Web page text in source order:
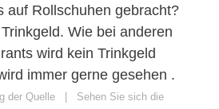
auf Rollschuhen gebracht?
Wie bei anderen
wird kein Trinkgeld
immer gerne gesehen .
der Quelle
Sehen Sie sich die